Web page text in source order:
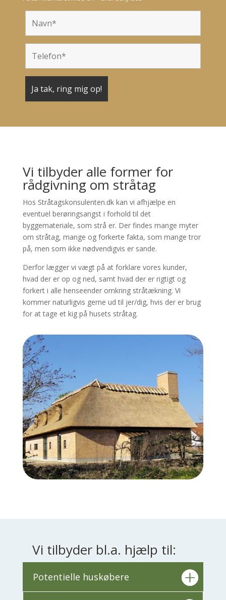
Vi tilbyder alle former for
rådgivning om stråtag
Hos Stråtagskonsulenten.dk kan vi afhjælpe en
eventuel berøringsangst i forhold til det
byggemateriale, som strå er. Der findes mange myter
om stråtag, mange og forkerte fakta, som mange tror
på, men som ikke nødvendigvis er sande.
Derfor lægger vi vægt på at forklare vores kunder,
hvad der er op og ned, samt hvad der er rigtigt og
forkert i alle henseender omkring stråtækning. Vi
kommer naturligvis gerne ud til jer/dig, hvis der er brug
for at tage et kig på husets stråtag.
Vi tilbyder bl.a. hjælp til:
Potentielle huskøbere